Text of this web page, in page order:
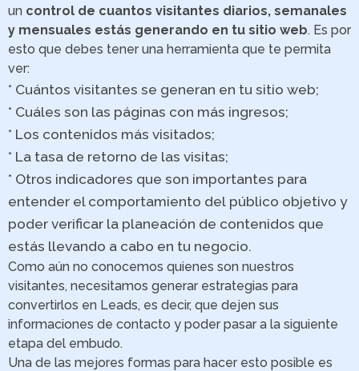
un control de cuantos visitantes diarios, semanales
y mensuales estás generando en tu sitio web. Es por
esto que debes tener una herramienta que te permita
ver:
* Cuántos visitantes se generan en tu sitio web;
* Cuáles son las páginas con más ingresos;
* Los contenidos más visitados;
* La tasa de retorno de las visitas;
* Otros indicadores que son importantes para
entender el comportamiento del público objetivo y
poder verificar la planeación de contenidos que
estás llevando a cabo en tu negocio.
Como aún no conocemos quienes son nuestros
visitantes, necesitamos generar estrategias para
convertirlos en Leads, es decir, que dejen sus
informaciones de contacto y poder pasar a la siguiente
etapa del embudo.
Una de las mejores formas para hacer esto posible es